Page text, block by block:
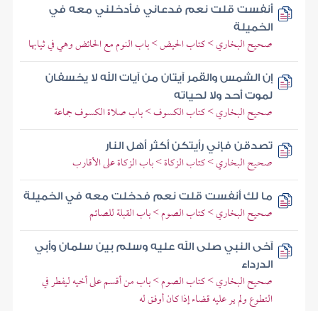
أنفست قلت نعم فدعاني فأدخلني معه في
الخميلة
صحيح البخاري > كتاب الحيض > باب النوم مع الحائض وهي في ثيابها
إن الشمس والقمر آيتان من آيات الله لا يخسفان
لموت أحد ولا لحياته
صحيح البخاري > كتاب الكسوف > باب صلاة الكسوف جماعة
تصدقن فإني رأيتكن أكثر أهل النار
صحيح البخاري > كتاب الزكاة > باب الزكاة على الأقارب
ما لك أنفست قلت نعم فدخلت معه في الخميلة
صحيح البخاري > كتاب الصوم > باب القبلة للصائم
آخى النبي صلى الله عليه وسلم بين سلمان وأبي
الدرداء
صحيح البخاري > كتاب الصوم > باب من أقسم على أخيه ليفطر في
التطوع ولم ير عليه قضاء إذا كان أوفق له